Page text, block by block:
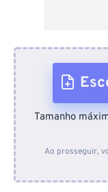
Tamanho
Ao prosseguir,